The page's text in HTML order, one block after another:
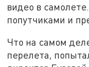
видео в
попутчиками и
Что на самом
перелета,